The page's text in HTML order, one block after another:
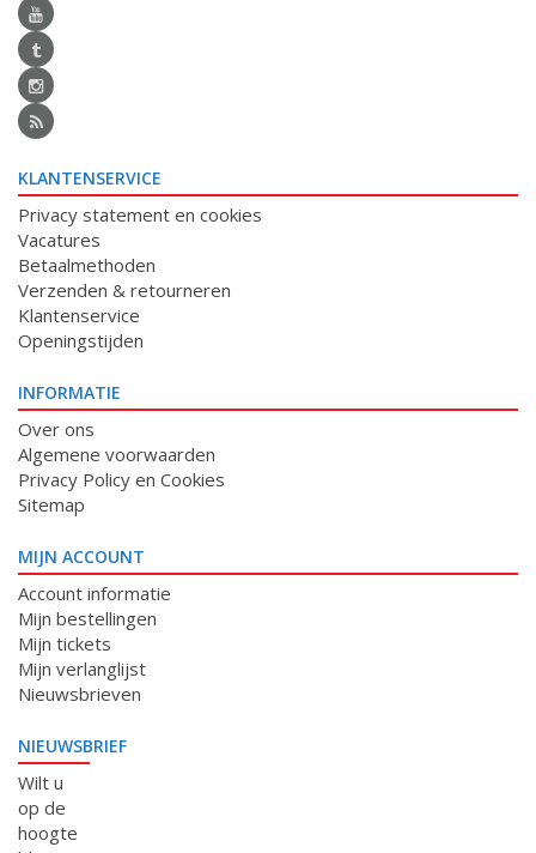
KLANTENSERVICE
Privacy statement en cookies
Vacatures
Betaalmethoden
Verzenden & retourneren
Klantenservice
Openingstijden
INFORMATIE
Over ons
Algemene voorwaarden
Privacy Policy en Cookies
Sitemap
MIJN ACCOUNT
Account informatie
Mijn bestellingen
Mijn tickets
Mijn verlanglijst
Nieuwsbrieven
NIEUWSBRIEF
Wilt u
op de
hoogte